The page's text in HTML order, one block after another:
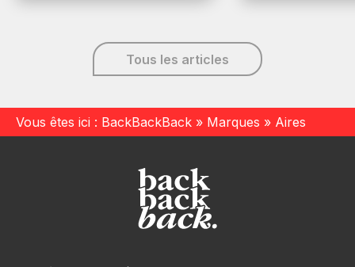
Tous les articles
Vous êtes ici : BackBackBack » Marques » Aires